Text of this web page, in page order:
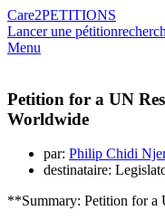
Care2PETITIONS
Lancer une pétition
Menu
Petition for a UN
Worldwide
par: Philip Chidi
destinataire:
**Summary: Petition for